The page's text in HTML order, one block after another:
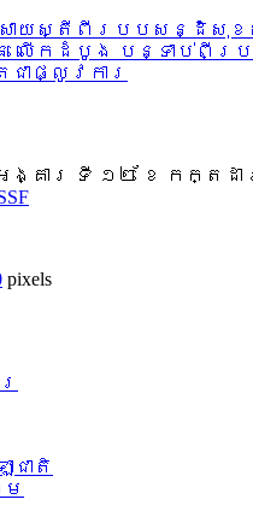
ាយស្តីពីរបបសន្ដិសុខ
លើកដំបូង បន្ទាប់ពីប្រ
ាផ្លូវការ
ង្គារ ទី ១២ ខែ កក្តដា
pixels
ាជាតិ